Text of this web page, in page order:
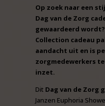
Op zoek naar een
Dag van de Zorg
gewaardeerd
Collection cadeau
aandacht uit en is
zorgmedewerkers
inzet.
Dit Dag van de Zorg
Janzen Euphoria